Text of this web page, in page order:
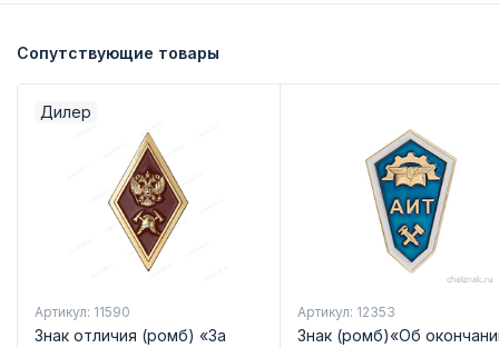
Сопутствующие товары
Дилер
Артикул: 11590
Знак отличия (ромб) «За
Артикул: 12353
Знак (ромб)«Об